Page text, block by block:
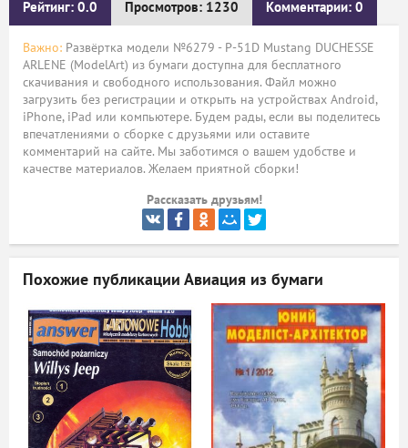
Рейтинг: 0.0 Просмотров: 1230 Комментарии: 0
Важно: Развёртка модели №6279 - P-51D Mustang DUCHESSE
ARLENE (ModelArt) из бумаги доступна для бесплатного
скачивания и свободного использования. Файл можно
загрузить без регистрации и открыть на устройствах Android,
iPhone, iPad или компьютере. Будем рады, если вы поделитесь
впечатлениями о сборке с друзьями или оставите
комментарий на сайте. Мы заботимся о вашем удобстве и
качестве материалов. Желаем приятной сборки!
Рассказать друзьям!
Похожие публикации Авиация из бумаги